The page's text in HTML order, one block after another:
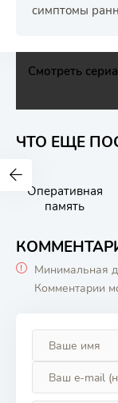
симптомы
Смотреть
ЧТО ЕЩЕ
Оперативная
память
Минимальная
Комментарии